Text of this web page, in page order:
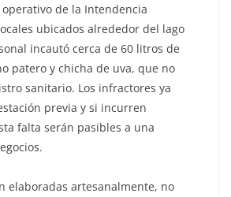
de la Intendencia
ubicados alrededor del lago
incautó cerca de 60 litros de
patero y chicha de uva, que no
sanitario. Los infractores ya
previa y si incurren
falta serán pasibles a una
elaboradas artesanalmente, no